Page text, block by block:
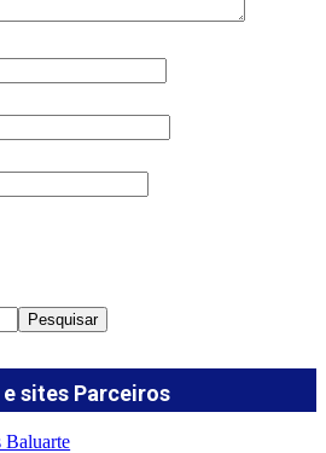
Pesquisar
sites Parceiros
Baluarte